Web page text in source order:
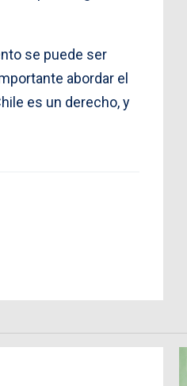
se puede ser
abordar el
es un derecho, y